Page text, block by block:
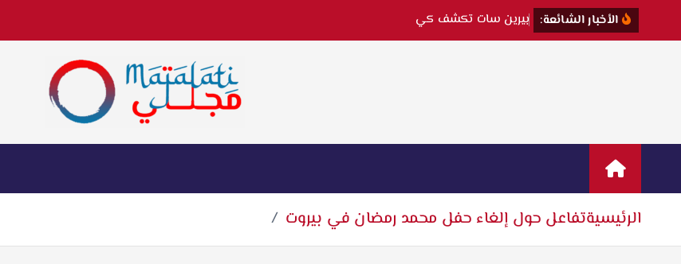
ل
و
إ
الأخبار الشائعة: بيرين سات تكشف كيف
اخبار فنية وترفيهية
الرئيسيةتفاعل حول إلغاء حفل محمد رمضان في بيروت